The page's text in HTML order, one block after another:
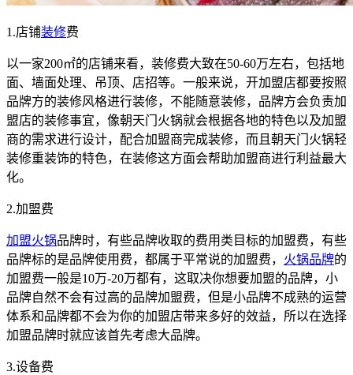
1.店铺装修费
以一家200㎡的店铺来看，装修费大致在50-60万左右，包括地
面、墙面处理、吊顶、店招等。一般来说，开加盟店都要按照
品牌方的装修风格进行装修，不能随意装修，品牌方会负责加
盟店的装修事宜，像朝天门火锅就会根据各地的特色以及加盟
商的需求进行设计，配合加盟商完成装修，而且朝天门火锅轻
装修重装饰的特色，在装修这方面会帮助加盟商进行利益最大
化。
2.加盟费
加盟火锅品牌时，有些品牌收取的费用类目标的加盟费，有些
品牌标的是品牌使用费，都属于平常说的加盟费， 火锅品牌的
加盟费一般是10万-20万都有，这取决你想要加盟的品牌，小
品牌自然不会有过高的品牌加盟费，但是小品牌不成熟的运营
体系和品牌都不会为你的加盟店带来多好的效益，所以在选择
加盟品牌时就应该首先考虑大品牌。
3.设备费